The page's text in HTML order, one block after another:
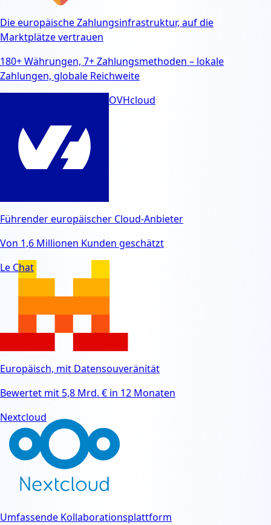
Die europäische Zahlungsinfrastruktur, auf die
Marktplätze vertrauen
180+ Währungen, 7+ Zahlungsmethoden – lokale
Zahlungen, globale Reichweite
OVHcloud
Führender europäischer Cloud-Anbieter
Von 1,6 Millionen Kunden geschätzt
Le Chat
Europäisch, mit Datensouveränität
Bewertet mit 5,8 Mrd. € in 12 Monaten
Nextcloud
Umfassende Kollaborationsplattform